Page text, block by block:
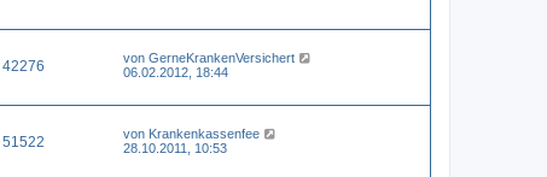
42276 von GerneKrankenVersichert
06.02.2012, 18:44
51522 von Krankenkassenfee
28.10.2011, 10:53